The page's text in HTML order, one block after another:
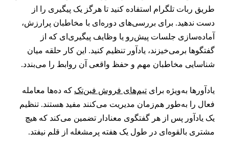
ربات تلگرام استفاده کنید تا هرگز یک پیگیری را از
ندهید. برای بررسی‌های دوره‌ای با مخاطبان پرارزش،
جلسات پیش‌رو یا وظایف پیگیری‌ای که از
برمی‌خیزند، یادآور تنظیم کنید. این کار حلقه میان
مخاطبان مهم و حفظ واقعی آن روابط را می‌بندد.
به‌ویژه برایتیم‌های فروش فین‌تککه ده‌ها معامله
را به‌طور هم‌زمان مدیریت می‌کنند مفید هستند. تنظیم
یادآور پس از هر گفتگوی معنادار تضمین می‌کند که هیچ
بالقوه‌ای در طول یک هفته پرمشغله از قلم نیفتد.